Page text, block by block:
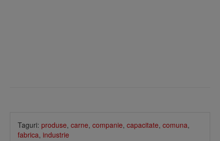
Taguri: produse, carne, companie, capacitate, comuna,
fabrica, industrie